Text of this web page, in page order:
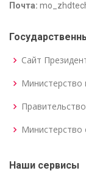
Почта:
Сайт
Наши сервисы